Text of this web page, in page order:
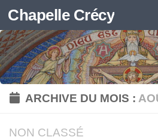
Skip to content
Chapelle Crécy
ARCHIVE DU MOIS :
NON CLASSÉ